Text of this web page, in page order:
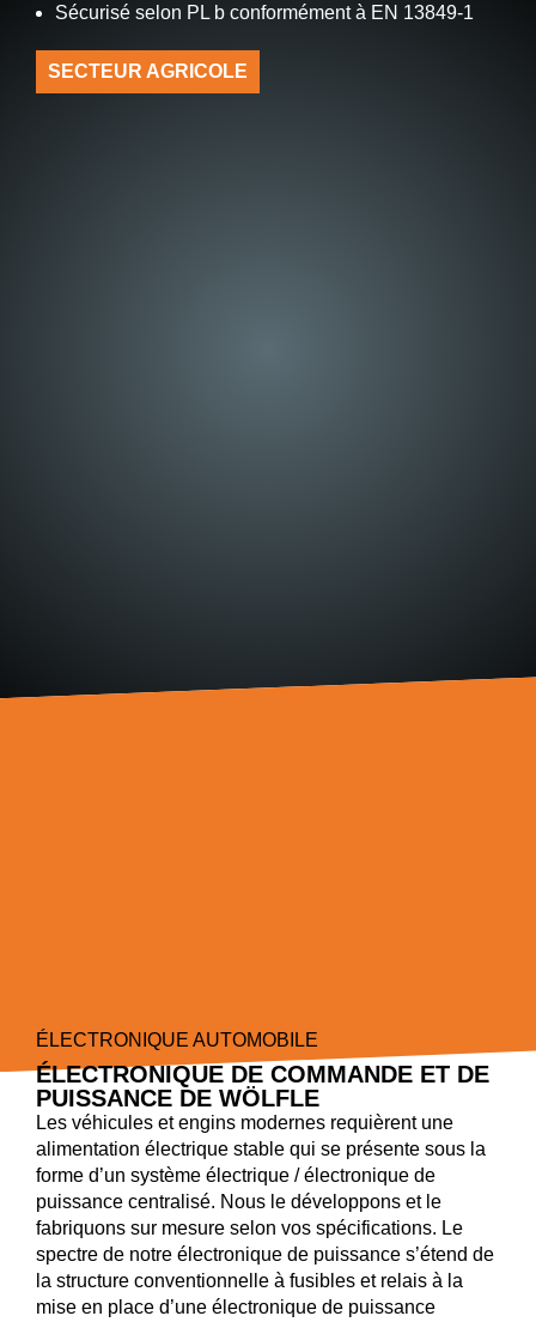
Sécurisé selon PL b conformément à EN 13849-1
SECTEUR AGRICOLE
ÉLECTRONIQUE AUTOMOBILE
ÉLECTRONIQUE DE COMMANDE ET DE
PUISSANCE DE WÖLFLE
Les véhicules et engins modernes requièrent une
alimentation électrique stable qui se présente sous la
forme d’un système électrique / électronique de
puissance centralisé. Nous le développons et le
fabriquons sur mesure selon vos spécifications. Le
spectre de notre électronique de puissance s’étend de
la structure conventionnelle à fusibles et relais à la
mise en place d’une électronique de puissance